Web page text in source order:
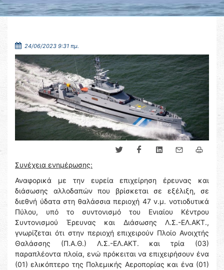
24/06/2023 9:31 πμ.
Συνέχεια ενημέρωσης:
Αναφορικά με την ευρεία επιχείρηση έρευνας και
διάσωσης αλλοδαπών που βρίσκεται σε εξέλιξη, σε
διεθνή ύδατα στη θαλάσσια περιοχή 47 ν.μ. νοτιοδυτικά
Πύλου, υπό το συντονισμό του Ενιαίου Κέντρου
Συντονισμού Έρευνας και Διάσωσης Λ.Σ.-ΕΛ.ΑΚΤ.,
γνωρίζεται ότι στην περιοχή επιχειρούν Πλοίο Ανοιχτής
Θαλάσσης (Π.Α.Θ.) Λ.Σ.-ΕΛ.ΑΚΤ. και τρία (03)
παραπλέοντα πλοία, ενώ πρόκειται να επιχειρήσουν ένα
(01) ελικόπτερο της Πολεμικής Αεροπορίας και ένα (01)